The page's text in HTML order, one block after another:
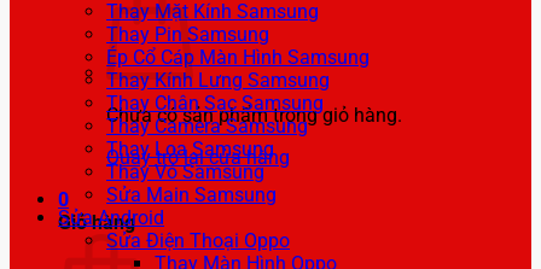
Chưa có sản phẩm trong giỏ hàng.
Quay trở lại cửa hàng
0
Giỏ hàng
Thay Mặt Kính Samsung
Thay Pin Samsung
Ép Cổ Cáp Màn Hình Samsung
Thay Kính Lưng Samsung
Thay Chân Sạc Samsung
Thay Camera Samsung
Thay Loa Samsung
Thay Vỏ Samsung
Sửa Main Samsung
Sửa Android
Sửa Điện Thoại Oppo
Thay Màn Hình Oppo